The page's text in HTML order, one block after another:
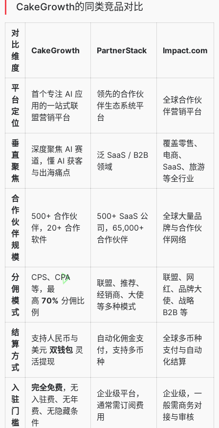
CakeGrowth的同类竞品对比
对
比
维
度
CakeGrowth PartnerStack Impact.com
平
台
定
位
首个专注 AI 应
用的一站式联
盟营销平台
领先的合作伙
伴生态系统平
台
全球合作伙
伴营销平台
垂
直
聚
焦
深度聚焦 AI 赛
道，懂 AI 获客
与出海痛点
泛 SaaS / B2B
领域
覆盖零售、
电商、
SaaS、旅游
等全行业
合
作
伙
伴
规
模
500+ 合作伙
伴，20+ 合作
软件
500+ SaaS 公
司，65,000+
合作伙伴
全球大量品
牌与合作伙
伴网络
分
佣
模
式
CPS、CPA
等，最
高 70% 分佣比
例
联盟、推荐、
经销商、大使
等多种模式
联盟、网
红、品牌大
使、战略
B2B 等
结
算
方
式
支持人民币与
美元 双钱包 灵
活提现
自动化佣金支
付，支持多币
种
全球多币种
支付与自动
化结算
入
驻
门
槛
完全免费，无
入驻费、无年
费、无隐藏条
件
企业级平台，
通常需订阅费
用
企业级，一
般需商务对
接与审核